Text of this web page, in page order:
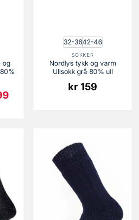
og
Nåværende
32-3642-46
SOKKER
Nordlys tykk og varm
Ullsokk grå 80% ull
kr 159